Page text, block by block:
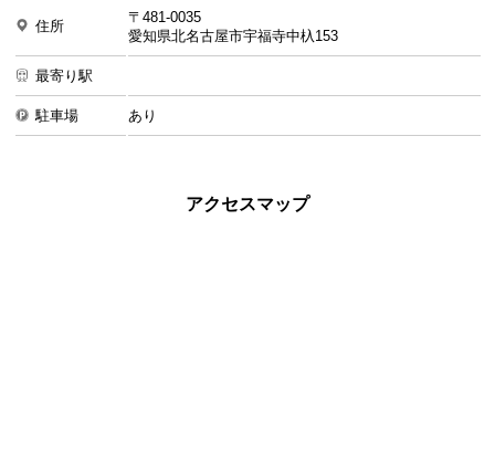
住所
〒481-0035
愛知県北名古屋市宇福寺中杁153
最寄り駅
駐車場 あり
アクセスマップ